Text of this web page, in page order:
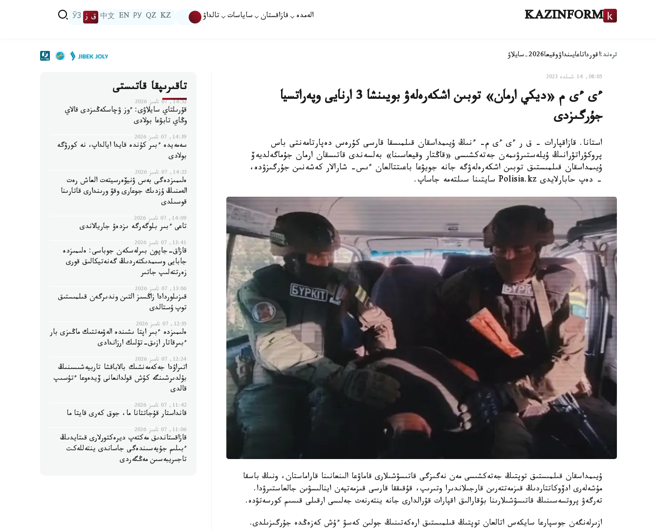
KAZINFORM الەمدە قازاقستان ساياسات تالداۋ KZ
QZ
РУ
EN
中文 ق ز ЎЗ
ترەند:اقورداتاعايىنداۋوقيعا2026-سايلاۋ
08:05, 14 شىلدە 2023
ءى ءى م «ديكي ارمان» توبىن اشكەرەلەۋ بويىنشا 3 ارنايى وپەراتسيا
جۇرگىزدى
استانا. قازاقپارات – ق ر ءى ءى م- ءنىڭ ۇيىمداسقان قىلمىسقا قارسى كۇرەس دەپارتامەنتى باس
پروكۋراتۋرانىڭ ۇيلەستىرۋىمەن جەتەكشىسى «قاڭتار وقيعاسىنا» بەلسەندى قاتىسقان ارمان جۇماگەلديەۆ
ۇيىمداسقان قىلمىستىق توبىن اشكەرەلەۋگە جانە جويۋعا باعىتتالعان ءىس- شارالار كەشەنىن جۇرگىزۋدە،
- دەپ حابارلايدى Polisia.kz سايتىنا سىلتەمە جاساپ.
ۇيىمداسقان قىلمىستىق توپتىڭ جەتەكشىسى مەن نەگىزگى قاتىسۋشىلارى قاماۋعا الىنعانىنا قاراماستان، ونىڭ باسقا
مۇشەلەرى ادۆوكاتتاردىڭ قىزمەتتەرىن قارجىلاندىرا وتىرىپ، قۇقىققا قارسى قىزمەتپەن اينالىسۋىن جالعاستىرۋدا.
تەرگەۋ پروتسەسىنىڭ قاتىسۋشىلارىنا بۇقارالىق اقپارات قۇرالدارى جانە ينتەرنەت جەلىسى ارقىلى قىسىم كورسەتۋدە.
ازىرلەنگەن جوسپارعا سايكەس اتالعان توپتىڭ قىلمىستىق ارەكەتىنىڭ جولىن كەسۋ ءۇش كەزەڭدە جۇرگىزىلدى.
تاقىرىپقا قاتىستى
14:52, 07 تامىز 2026
قۇرىلتاي سايلاۋى: ءوز ۋچاسكەڭىزدى قالاي
وڭاي تابۋعا بولادى
14:39, 07 تامىز 2026
سەمەيدە ءبىر كۇندە قايدا ايالداپ، نە كورۋگە
بولادى
14:23, 07 تامىز 2026
ەلىمىزدەگى بەس ۋنيۆەرسيتەت العاش رەت
الەمنىڭ ۇزدىك جوعارى وقۋ ورىندارى قاتارىنا
قوسىلدى
14:09, 07 تامىز 2026
تاعى ءبىر بلوگەرگە ىزدەۋ جاريالاندى
13:41, 07 تامىز 2026
قازاق-جاپون بىرلەسكەن جوباسى: ەلىمىزدە
جابايى وسىمدىكتەردىڭ گەنەتيكالىق قورى
زەرتتەلىپ جاتىر
13:06, 07 تامىز 2026
قىزىلوردادا زاڭسىز التىن وندىرگەن قىلمىستىق
توپ ۇستالدى
12:55, 07 تامىز 2026
ەلىمىزدە ءبىر اپتا ىشىندە الەۋمەتتىك ماڭىزى بار
ءبىرقاتار ازىق-تۇلىك ارزاندادى
12:24, 07 تامىز 2026
اتىراۋدا جەكەمەنشىك بالاباقشا تاربيەشىسىنىڭ
بۇلدىرشىنگە كۇش قولدانعانى ۆيدەوعا ءتۇسىپ
قالدى
11:42, 07 تامىز 2026
قانداستار قۇجاتتانا ما، جوق كەرى قايتا ما
11:06, 07 تامىز 2026
قازاقستاندىق مەكتەپ ديرەكتورلارى قىتايدىڭ
ءبىلىم جۇيەسىندەگى جاساندى ينتەللەكت
تاجىريبەسىن مەڭگەردى